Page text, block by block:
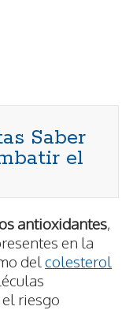
Saber
el
antioxidantes,
en la
del colesterol
riesgo